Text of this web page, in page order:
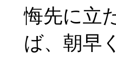
悔先に立
ば、朝早